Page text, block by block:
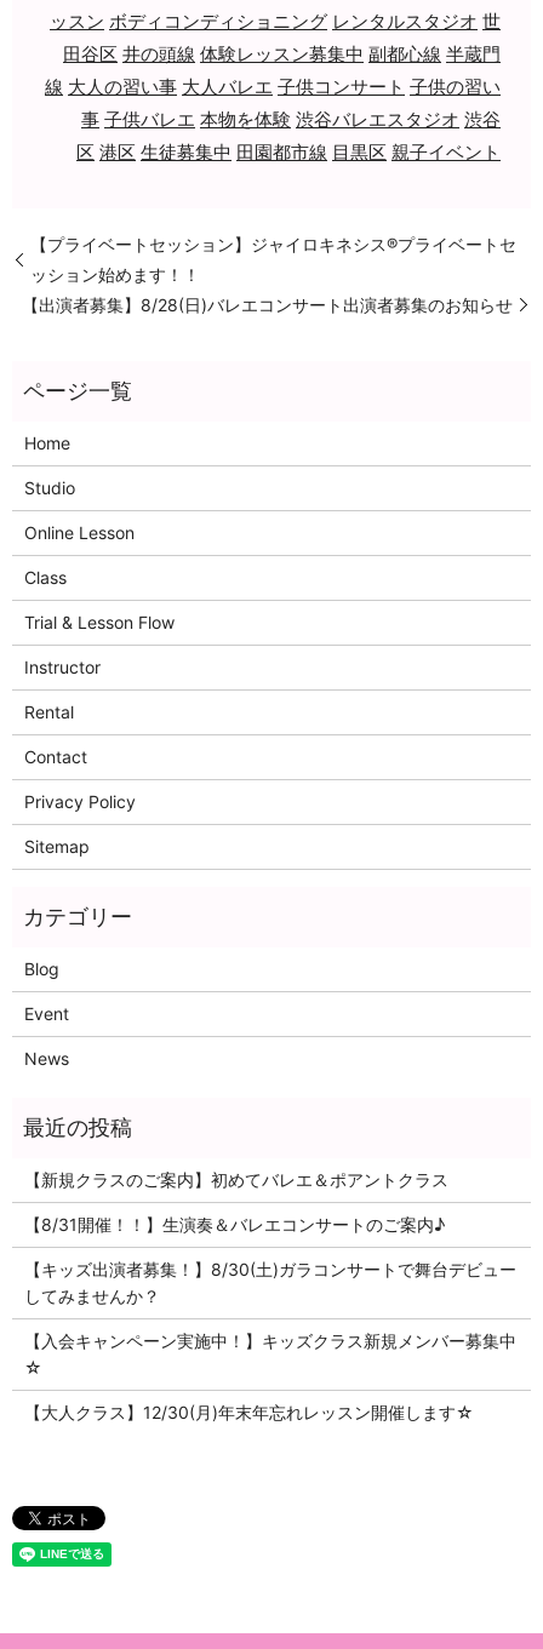
ッスン ボディコンディショニング レンタルスタジオ 世
田谷区 井の頭線 体験レッスン募集中 副都心線 半蔵門
線 大人の習い事 大人バレエ 子供コンサート 子供の習い
事 子供バレエ 本物を体験 渋谷バレエスタジオ 渋谷
区 港区 生徒募集中 田園都市線 目黒区 親子イベント
【プライベートセッション】ジャイロキネシス®プライベートセ
ッション始めます！！
【出演者募集】8/28(日)バレエコンサート出演者募集のお知らせ
Home
Studio
Online Lesson
Class
Trial & Lesson Flow
Instructor
Rental
Contact
Privacy Policy
Sitemap
Blog
Event
News
【新規クラスのご案内】初めてバレエ＆ポアントクラス
【8/31開催！！】生演奏＆バレエコンサートのご案内♪
【キッズ出演者募集！】8/30(土)ガラコンサートで舞台デビュー
してみませんか？
【入会キャンペーン実施中！】キッズクラス新規メンバー募集中
☆
【大人クラス】12/30(月)年末年忘れレッスン開催します☆